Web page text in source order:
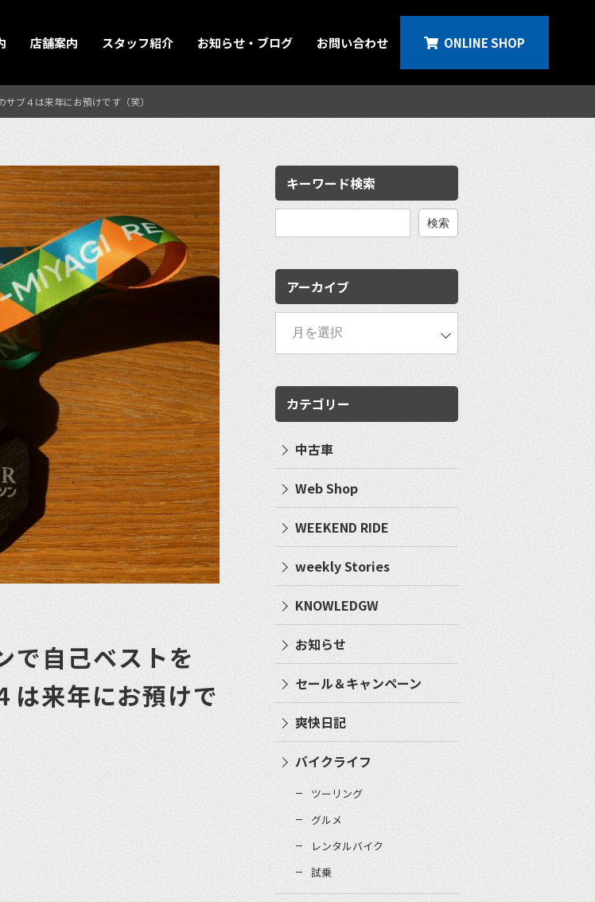
店舗案内 スタッフ紹介 お知らせ・ブログ お問い合わせ ONLINE SHOP
ブ４は来年にお預けです（笑）
で自己ベストを
は来年にお預けで
キーワード検索
検
アーカイブ
カテゴリー
中古車
Web Shop
WEEKEND RIDE
weekly Stories
KNOWLEDGW
お知らせ
セール＆キャンペーン
爽快日記
バイクライフ
ツーリング
グルメ
レンタルバイク
試乗